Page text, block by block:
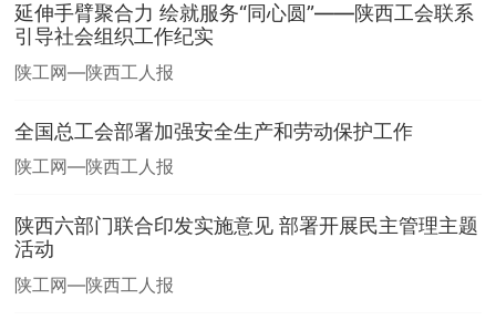
延伸手臂聚合力 绘就服务“同心圆”——陕西工会联系
引导社会组织工作纪实
陕工网—陕西工人报
全国总工会部署加强安全生产和劳动保护工作
陕工网—陕西工人报
陕西六部门联合印发实施意见 部署开展民主管理主题
活动
陕工网—陕西工人报